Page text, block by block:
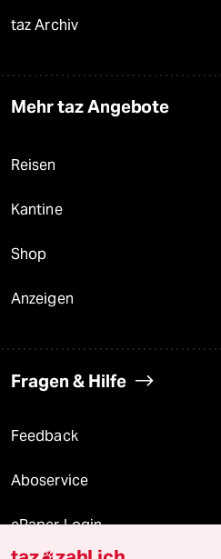
taz Archiv
Mehr taz Angebote
Reisen
Kantine
Shop
Anzeigen
Fragen & Hilfe
Feedback
Aboservice
ePaper Login